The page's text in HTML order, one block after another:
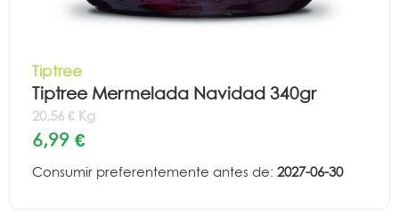
Tiptree
Tiptree Mermelada Navidad 340gr
20,56 € Kg
6,99 €
Consumir preferentemente antes de: 2027-06-30